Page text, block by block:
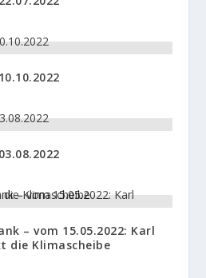
– vom 15.05.2022: Karl
die Klimascheibe